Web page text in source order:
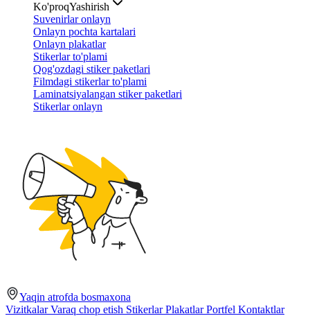
Ko'proqYashirish
Suvenirlar onlayn
Onlayn pochta kartalari
Onlayn plakatlar
Stikerlar to'plami
Qog'ozdagi stiker paketlari
Filmdagi stikerlar to'plami
Laminatsiyalangan stiker paketlari
Stikerlar onlayn
Yaqin atrofda bosmaxona
VizitkalarVaraq chop etish StikerlarPlakatlarPortfel Kontaktlar